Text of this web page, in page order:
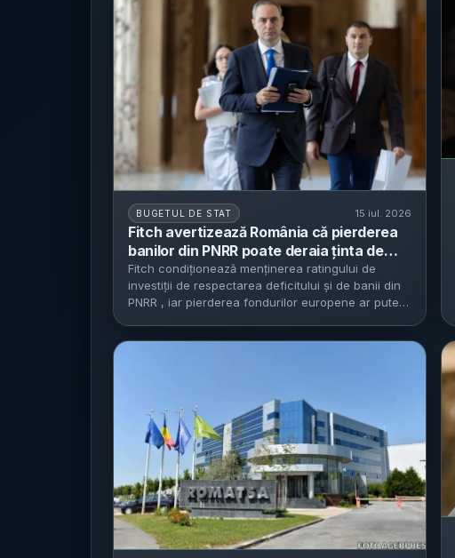
BUGETUL DE STAT 15 iul. 2026
Fitch avertizează România că pierderea
banilor din PNRR poate deraia ținta de
deficit de 6,2% - risc de tăieri de investiții
și concedieri la stat pentru a evita
retrogradarea la „junk”
Fitch condiționează menținerea ratingului de
investiții de respectarea deficitului și de banii din
PNRR , iar pierderea fondurilor europene ar putea